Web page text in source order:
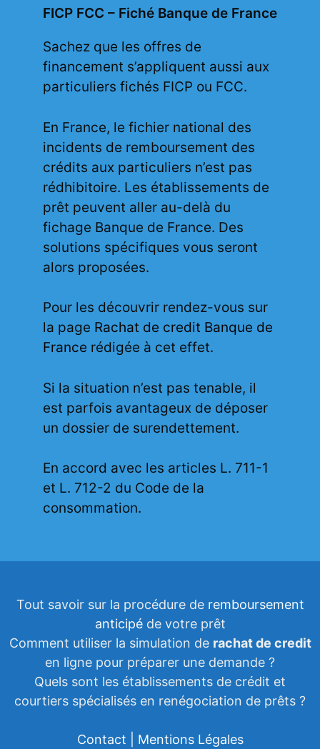
FICP FCC – Fiché Banque de France
Sachez que les offres de
financement s’appliquent aussi aux
particuliers fichés FICP ou FCC.
En France, le fichier national des
incidents de remboursement des
crédits aux particuliers n’est pas
rédhibitoire. Les établissements de
prêt peuvent aller au-delà du
fichage Banque de France. Des
solutions spécifiques vous seront
alors proposées.
Pour les découvrir rendez-vous sur
la page Rachat de credit Banque de
France rédigée à cet effet.
Si la situation n’est pas tenable, il
est parfois avantageux de déposer
un dossier de surendettement.
En accord avec les articles L. 711-1
et L. 712-2 du Code de la
consommation.
Tout savoir sur la procédure de remboursement
anticipéde votre prêt
Comment utiliser la simulation de rachat de credit
en ligne pour préparer une demande ?
Quels sont les établissements de crédit et
courtiers spécialisés en renégociation de prêts ?
Contact | Mentions Légales